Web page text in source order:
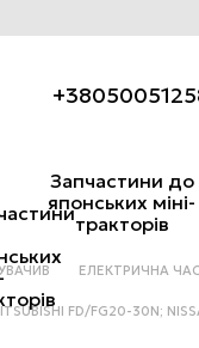
Запчастини до
японських міні-
тракторів
ЕЛЕКТРИЧНА
FD/FG20-30N;